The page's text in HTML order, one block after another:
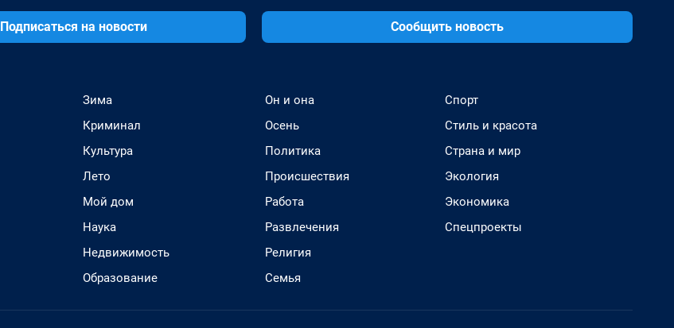
Подписаться на новости Сообщить новость
Зима
Криминал
Культура
Лето
Мой дом
Наука
Недвижимость
Образование
Он и она
Осень
Политика
Происшествия
Работа
Развлечения
Религия
Семья
Спорт
Стиль и красота
Страна и мир
Экология
Экономика
Спецпроекты